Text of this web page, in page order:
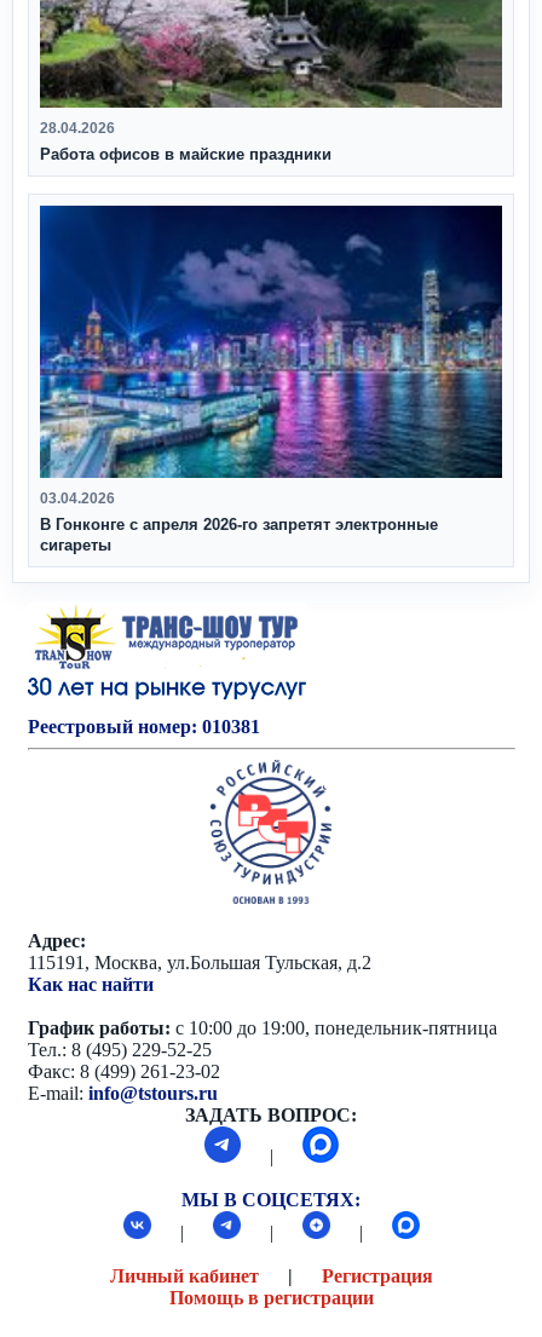
28.04.2026
Работа офисов в майские праздники
03.04.2026
В Гонконге с апреля 2026‑го запретят электронные
сигареты
Реестровый номер: 010381
Адрес:
115191, Москва, ул.Большая Тульская, д.2
Как нас найти
График работы: с 10:00 до 19:00, понедельник-пятница
Тел.: 8 (495) 229-52-25
Факс: 8 (499) 261-23-02
E-mail: info@tstours.ru
ЗАДАТЬ ВОПРОС:
|
МЫ В СОЦСЕТЯХ:
|
| |
Личный кабинет| Регистрация
Помощь в регистрации